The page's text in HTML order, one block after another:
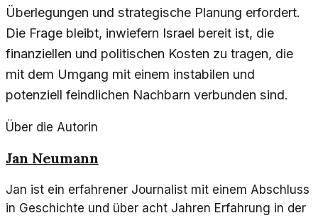
Überlegungen und strategische Planung erfordert.
Die Frage bleibt, inwiefern Israel bereit ist, die
finanziellen und politischen Kosten zu tragen, die
mit dem Umgang mit einem instabilen und
potenziell feindlichen Nachbarn verbunden sind.
Über die Autorin
Jan Neumann
Jan ist ein erfahrener Journalist mit einem Abschluss
in Geschichte und über acht Jahren Erfahrung in der